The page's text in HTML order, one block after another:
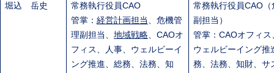
堀込 岳史
常務執行役員CAO
管掌： 経営計画担当
、危機管
理副担当、 地域戦略 、CAOオ
フィス、人事、ウェルビーイ
ング推進、総務、法務、知
常務執行役員CAO（
副担当）
管掌：CAOオフィス
ウェルビーイング推
務、法務、知財、サ